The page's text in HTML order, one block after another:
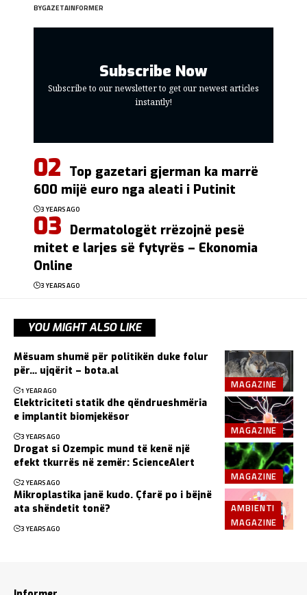
BYGAZETAINFORMER
Subscribe Now
Subscribe to our newsletter to get our newest articles
instantly!
Top gazetari gjerman ka marrë
600 mijë euro nga aleati i Putinit
3 YEARS AGO
Dermatologët rrëzojnë pesë
mitet e larjes së fytyrës – Ekonomia
Online
3 YEARS AGO
YOU MIGHT ALSO LIKE
MAGAZINE
Mësuam shumë për politikën duke folur
për… ujqërit – bota.al
1 YEAR AGO
MAGAZINE
Elektriciteti statik dhe qëndrueshmëria
e implantit biomjekësor
3 YEARS AGO
MAGAZINE
Drogat si Ozempic mund të kenë një
efekt tkurrës në zemër: ScienceAlert
2 YEARS AGO
AMBIENTI
MAGAZINE
Mikroplastika janë kudo. Çfarë po i bëjnë
ata shëndetit tonë?
3 YEARS AGO